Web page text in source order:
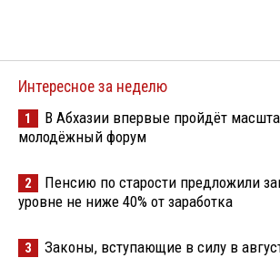
Интересное за неделю
1
В Абхазии впервые пройдёт
молодёжный форум
2
Пенсию по старости предложили
уровне не ниже 40% от заработка
3 Законы, вступающие в силу в